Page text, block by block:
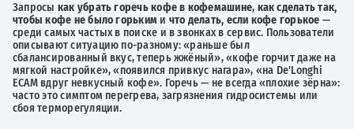
Запросы как убрать горечь кофе в кофемашине, как сделать так,
чтобы кофе не было горьким и что делать, если кофе горькое —
среди самых частых в поиске и в звонках в сервис. Пользователи
описывают ситуацию по-разному: «раньше был
сбалансированный вкус, теперь жжёный», «кофе горчит даже на
мягкой настройке», «появился привкус нагара», «на De'Longhi
ECAM вдруг невкусный кофе». Горечь — не всегда «плохие зёрна»:
часто это симптом перегрева, загрязнения гидросистемы или
сбоя терморегуляции.